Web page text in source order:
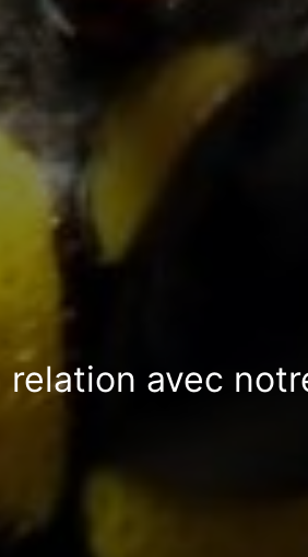
relation avec